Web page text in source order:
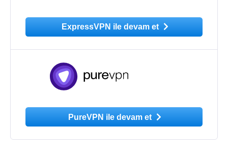
ExpressVPN ile devam et
PureVPN ile devam et